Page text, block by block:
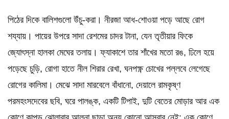
পিঠের দিকে বালিশগুলো উঁচু-করা। নীরজা আধ-শোওয়া পড়ে আছে রোগ
শয্যায়। পায়ের উপরে সাদা রেশমের চাদর টানা, যেন তৃতীয়ার ফিকে
জ্যোৎস্না হালকা মেঘের তলায়। ফ্যাকাশে তার শাঁখের মতো রঙ, ঢিলে হয়ে
পড়েছে চুড়ি, রোগা হাতে নীল শিরার রেখা, ঘনপক্ষ্ণ চোখের পল্লবে লেগেছে
রোগের কালিমা। মেঝে সাদা মারবেলে বাঁধানো, দেয়ালে রামকৃষ্ণ
পরমহংসদেবের ছবি, ঘরে পালঙ্ক, একটি টিপাই, দুটি বেতের মোড়ার আর এক